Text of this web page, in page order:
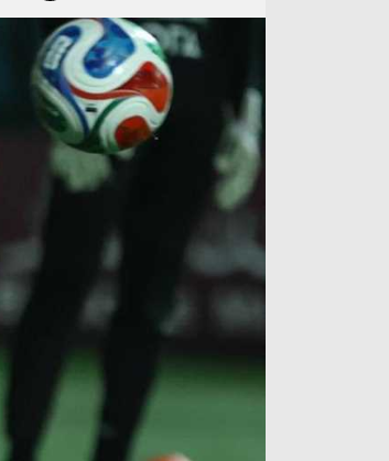
آراء حرة
ركن الألعاب